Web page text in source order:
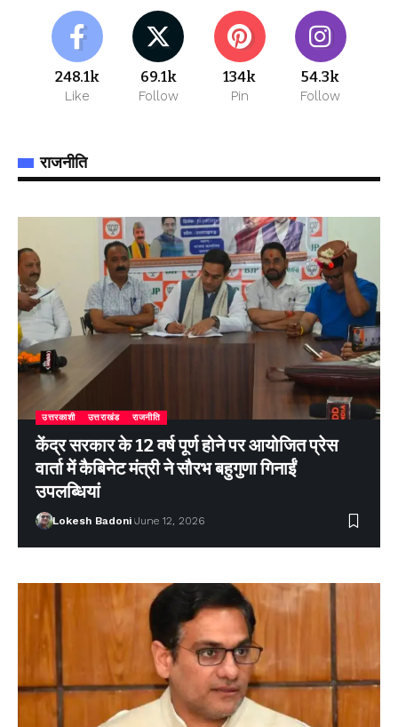
248.1k
Like
69.1k
Follow
134k
Pin
54.3k
Follow
राजनीति
उत्तरकाशी उत्तराखंड राजनीति
केंद्र सरकार के 12 वर्ष पूर्ण होने पर आयोजित प्रेस
वार्ता में कैबिनेट मंत्री ने सौरभ बहुगुणा गिनाईं
उपलब्धियां
Lokesh Badoni June 12, 2026